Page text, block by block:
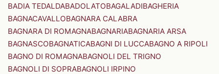
BADIA TEDALDABADOLATOBAGALADIBAGHERIA
BAGNACAVALLOBAGNARA CALABRA
BAGNARA DI ROMAGNABAGNARIABAGNARIA ARSA
BAGNASCOBAGNATICABAGNI DI LUCCABAGNO A RIPOLI
BAGNO DI ROMAGNABAGNOLI DEL TRIGNO
BAGNOLI DI SOPRABAGNOLI IRPINO